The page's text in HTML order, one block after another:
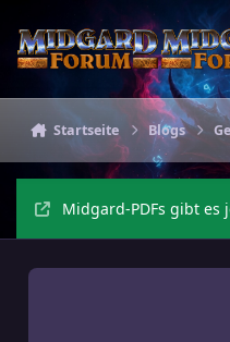
Startseite Blogs
Midgard-PDFs gibt es